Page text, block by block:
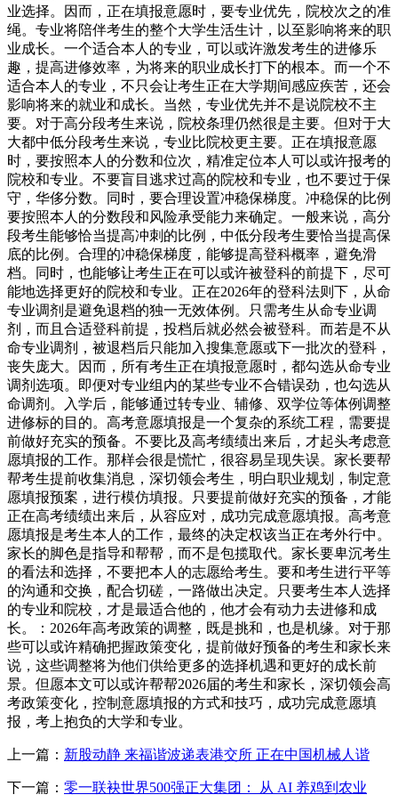
上一篇： 新股动静 来福谐波递表港交所 正在中国机械人谐
下一篇： 零一联袂世界500强正大集团： 从 AI 养鸡到农业